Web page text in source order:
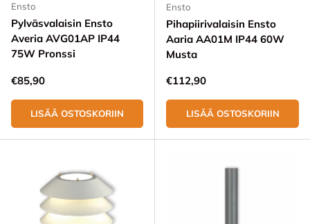
Ensto
Pylväsvalaisin Ensto
Averia AVG01AP IP44
75W Pronssi
Normaali hinta
€85,90
LISÄÄ OSTOSKORIIN
Ensto
Pihapiirivalaisin Ensto
Aaria AA01M IP44 60W
Musta
Normaali hinta
€112,90
LISÄÄ OSTOSKORIIN